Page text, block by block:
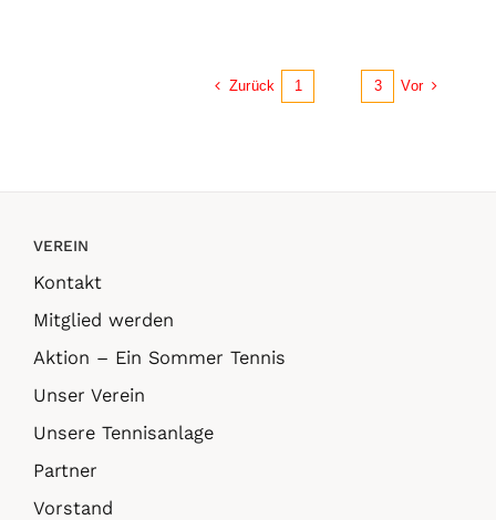
Zurück 1 3 Vor
VEREIN
Kontakt
Mitglied werden
Aktion – Ein Sommer Tennis
Unser Verein
Unsere Tennisanlage
Partner
Vorstand